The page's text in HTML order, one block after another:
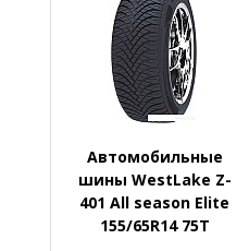
Автомобильные
шины WestLake Z-
401 All season Elite
155/65R14 75T